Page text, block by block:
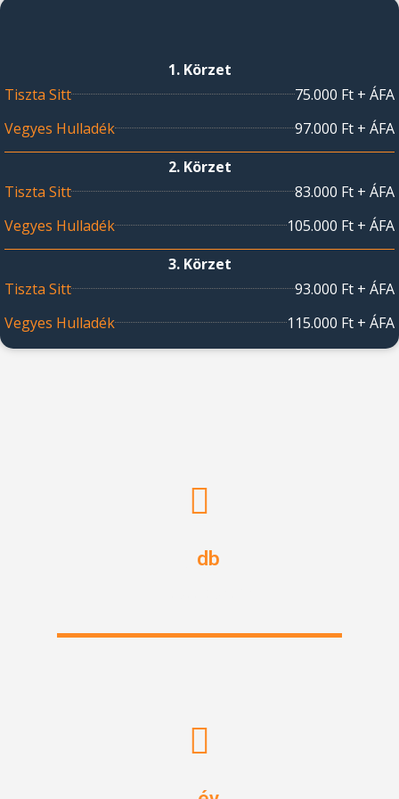
1. Körzet
Tiszta Sitt
75.000 Ft + ÁFA
Vegyes Hulladék
97.000 Ft + ÁFA
2. Körzet
Tiszta Sitt
83.000 Ft + ÁFA
Vegyes Hulladék
105.000 Ft + ÁFA
3. Körzet
Tiszta Sitt
93.000 Ft + ÁFA
Vegyes Hulladék
115.000 Ft + ÁFA
db